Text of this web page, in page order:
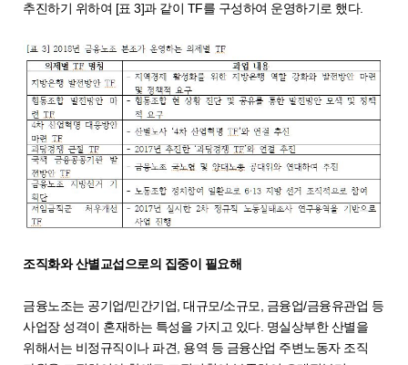
추진하기 위하여 [표 3]과 같이 TF를 구성하여 운영하기로 했다.
조직화와 산별교섭으로의 집중이 필요해
금융노조는 공기업/민간기업, 대규모/소규모, 금융업/금융유관업 등
사업장 성격이 혼재하는 특성을 가지고 있다. 명실상부한 산별을
위해서는 비정규직이나 파견, 용역 등 금융산업 주변노동자 조직